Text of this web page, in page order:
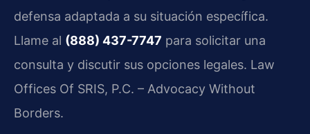
defensa adaptada a su situación específica.
Llame al (888) 437-7747 para solicitar una
consulta y discutir sus opciones legales. Law
Offices Of SRIS, P.C. – Advocacy Without
Borders.